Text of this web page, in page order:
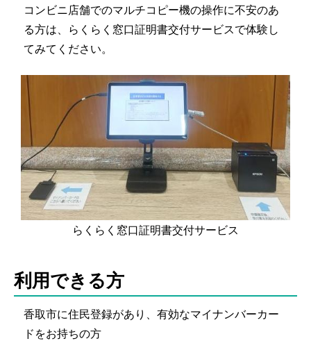
コンビニ店舗でのマルチコピー機の操作に不安のあ
る方は、らくらく窓口証明書交付サービスで体験し
てみてください。
らくらく窓口証明書交付サービス
利用できる方
香取市に住民登録があり、有効なマイナンバーカー
ドをお持ちの方